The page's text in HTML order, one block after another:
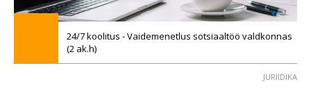
24/7 koolitus - Vaidemenetlus sotsiaaltöö valdkonnas
(2 ak.h)
JURIIDIKA